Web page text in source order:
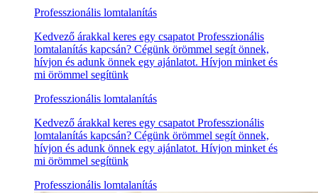
Professzionális lomtalanítás
Kedvező árakkal keres egy csapatot Professzionális
lomtalanítás kapcsán? Cégünk örömmel segít önnek,
hívjon és adunk önnek egy ajánlatot. Hívjon minket és
mi örömmel segítünk
Professzionális lomtalanítás
Kedvező árakkal keres egy csapatot Professzionális
lomtalanítás kapcsán? Cégünk örömmel segít önnek,
hívjon és adunk önnek egy ajánlatot. Hívjon minket és
mi örömmel segítünk
Professzionális lomtalanítás